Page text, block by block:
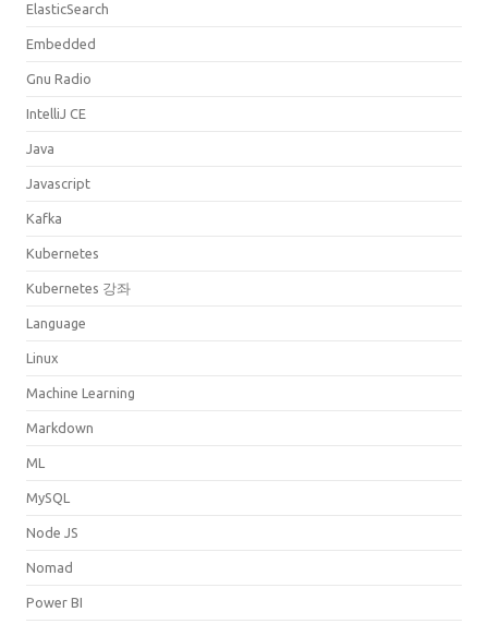
ElasticSearch
Embedded
Gnu Radio
IntelliJ CE
Java
Javascript
Kafka
Kubernetes
Kubernetes 강좌
Language
Linux
Machine Learning
Markdown
ML
MySQL
Node JS
Nomad
Power BI